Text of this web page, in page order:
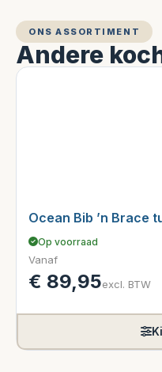
ONS ASSORTIMENT
Andere
Ocean Bib ’n Brace
Op voorraad
Vanaf
€ 89,95excl. BTW